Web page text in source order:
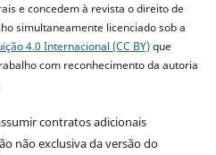
e concedem à revista o direito de
simultaneamente licenciado sob a
4.0 Internacional (CC BY)que
com reconhecimento da autoria
contratos adicionais
não exclusiva da versão do